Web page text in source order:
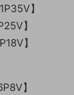
】
】
】
】